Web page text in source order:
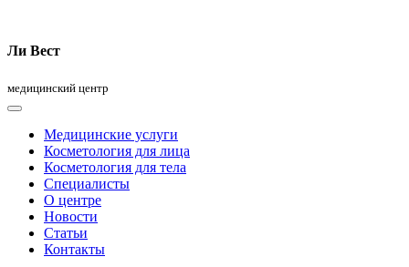
Ли Вест
медицинский центр
Медицинские услуги
Косметология для лица
Косметология для тела
Специалисты
О центре
Новости
Статьи
Контакты